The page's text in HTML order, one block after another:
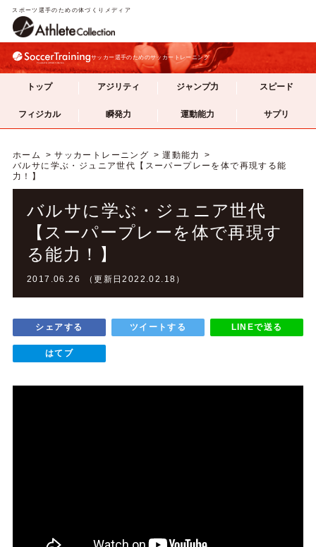
スポーツ選手のための体づくりメディア
サッカー選手のためのサッカートレーニング
トップ アジリティ ジャンプ力 スピード
フィジカル 瞬発力 運動能力 サプリ
ホーム サッカートレーニング
運動能力
バルサに学ぶ・ジュニア世代【スーパープレーを体で再現する能
力！】
バルサに学ぶ・ジュニア世代
【スーパープレーを体で再現す
る能力！】
2017.06.26 （更新日2022.02.18）
シェアする ツイートする LINEで送る
はてブ